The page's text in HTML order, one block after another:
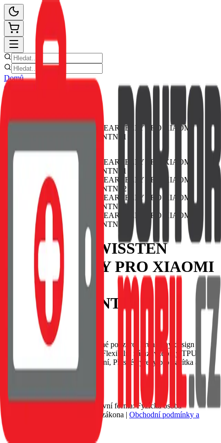
Domů
Ceník oprav
Zpět
POUZDRO SWISSTEN
CLEAR JELLY PRO XIAOMI
REDMI A5 4G
TRANSPARENTNÍ
8595217494824
SWISSTEN Clear Jelly ochranné pouzdro, Průhledný design
zachovává vzhled smartphone, Flexibilní nárazuvzdorný TPU
materiál, Tenké a lehké provedení, Přesné výřezy pro tlačítka a
konektory.
89 Kč
Petr Matyáš, IČ: 00705331, Právní forma: Fyzická osoba
podnikající dle živnostenského zákona | Obchodní podmínky a